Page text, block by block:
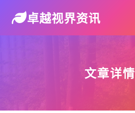
卓越视界资讯
文章详情